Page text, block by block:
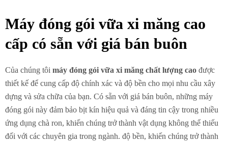
Máy đóng gói vữa xi măng cao
cấp có sẵn với giá bán buôn
Của chúng tôi máy đóng gói vữa xi măng chất lượng cao được
thiết kế để cung cấp độ chính xác và độ bền cho mọi nhu cầu xây
dựng và sửa chữa của bạn. Có sẵn với giá bán buôn, những máy
đóng gói này đảm bảo bịt kín hiệu quả và đáng tin cậy trong nhiều
ứng dụng chà ron, khiến chúng trở thành vật dụng không thể thiếu
đối với các chuyên gia trong ngành. độ bền, khiến chúng trở thành